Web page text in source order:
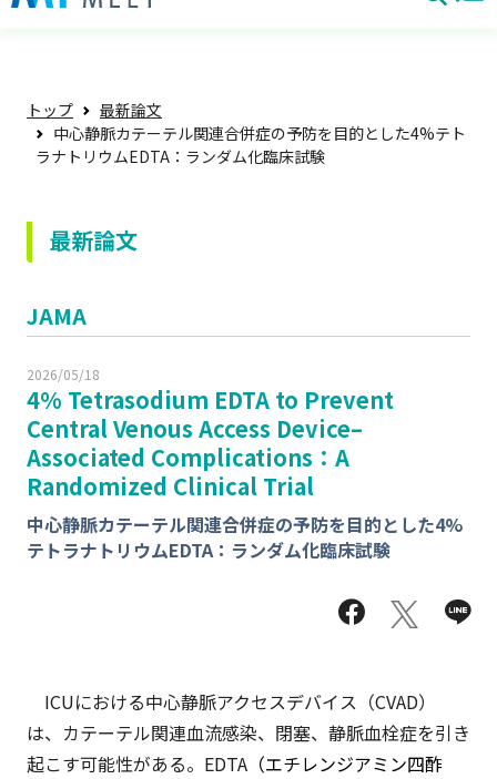
トップ
最新論文
中心静脈カテーテル関連合併症の予防を目的とした4%テト
ラナトリウムEDTA：ランダム化臨床試験
最新論文
JAMA
2026/05/18
4% Tetrasodium EDTA to Prevent
Central Venous Access Device–
Associated Complications：A
Randomized Clinical Trial
中心静脈カテーテル関連合併症の予防を目的とした4%
テトラナトリウムEDTA：ランダム化臨床試験
ICUにおける中心静脈アクセスデバイス（CVAD）
は、カテーテル関連血流感染、閉塞、静脈血栓症を引き
起こす可能性がある。EDTA （エチレンジアミン四酢